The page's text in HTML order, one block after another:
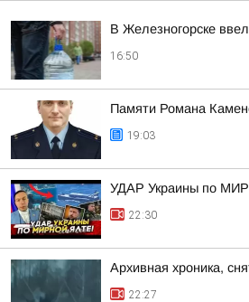
В Железногорске
16:50
Памяти Романа
19:03
УДАР Украины по
22:30
Архивная хроника,
22:27